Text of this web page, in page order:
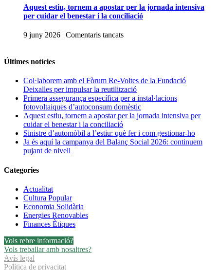
impulsar
la
per
a
instal·lacions
Aquest estiu, tornem a apostar per la jornada intensiva
per cuidar el benestar i la conciliació
9 juny 2026 | Comentaris tancatsa
apostar
per
la
jornada
intensiva
per
cuidar
el
benestar
Últimes notícies
Col·laborem amb el Fòrum Re-Voltes de la Fundació
Deixalles per impulsar la reutilització
Primera assegurança específica per a instal·lacions
fotovoltaiques d’autoconsum domèstic
Aquest estiu, tornem a apostar per la jornada intensiva per
cuidar el benestar i la conciliació
Sinistre d’automòbil a l’estiu: què fer i com gestionar-ho
Ja és aquí la campanya del Balanç Social 2026: continuem
pujant de nivell
Categories
Actualitat
Cultura Popular
Economia Solidària
Energies Renovables
Finances Ètiques
Vols rebre informació?
Vols treballar amb nosaltres?
Avís legal
Política de privacitat